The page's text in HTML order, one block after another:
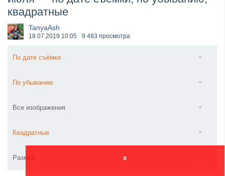
​Anthrax выпустили новый сингл и клип «Everybod...
квадратные
TanyaAsh
18.07.2019 10:05 9 483 просмотра
По дате съёмки
По убыванию
Все изображения
Квадратные
Размер x